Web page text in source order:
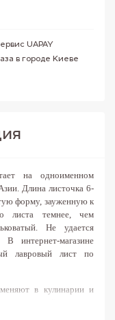
UAPAY
в городе Киеве
на одноименном
Длина листочка 6-
форму, зауженную к
листа темнее, чем
Не удается
В интернет-магазине
лавровый лист по
в кулинарии и
до готовности, а